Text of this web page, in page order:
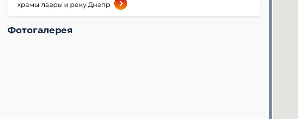
храмы лавры и реку Днепр.
Фотогалерея